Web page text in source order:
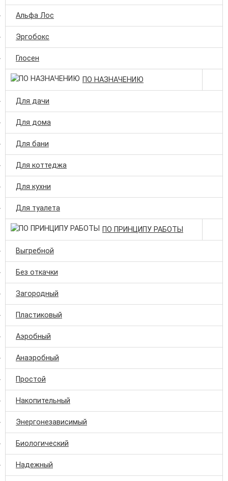
Альфа Лос
Эргобокс
Глосен
ПО НАЗНАЧЕНИЮ
Для дачи
Для дома
Для бани
Для коттеджа
Для кухни
Для туалета
ПО ПРИНЦИПУ РАБОТЫ
Выгребной
Без откачки
Загородный
Пластиковый
Аэробный
Анаэробный
Простой
Накопительный
Энергонезависимый
Биологический
Надежный